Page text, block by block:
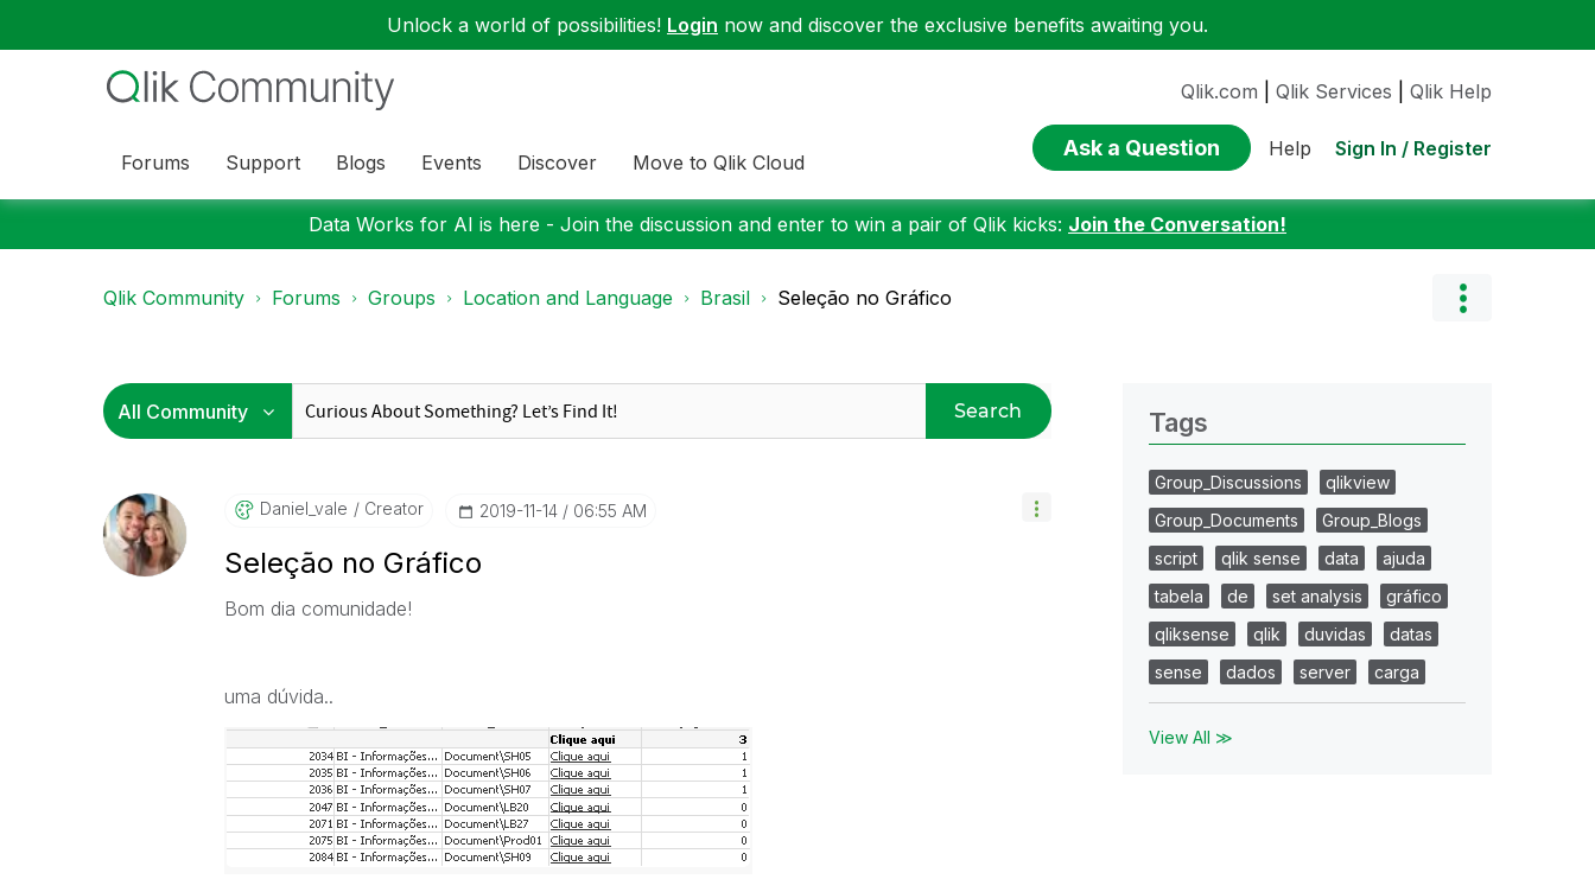
Unlock a world of possibilities! Login now and discover the exclusive benefits awaiting you.
Forums Support Blogs Events Discover Move to Qlik Cloud
Qlik.com Qlik Services Qlik Help
Ask a Question Help Sign In / Register
Data Works for AI is here - Join the discussion and enter to win a pair of Qlik kicks: Join the Conversation!
Qlik Community Forums Groups Location and Language Brasil Seleção no Gráfico
Search
Daniel_vale Creator ‎2019-11-14 06:55 AM
Seleção no Gráfico
Bom dia comunidade!
uma dúvida..
Tags
Group_Discussions
qlikview
Group_Documents
Group_Blogs
script
qlik sense data
ajuda
tabela
de set analysis
gráfico
qliksense
qlik duvidas
datas
sense
dados server carga
View All ≫